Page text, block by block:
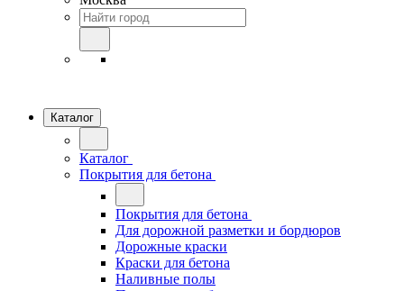
Каталог
Каталог
Покрытия для бетона
Покрытия для бетона
Для дорожной разметки и бордюров
Дорожные краски
Краски для бетона
Наливные полы